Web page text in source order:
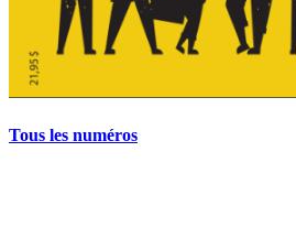
Tous les numéros